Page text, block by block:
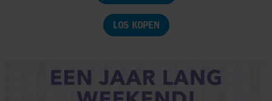
LOS KOPEN